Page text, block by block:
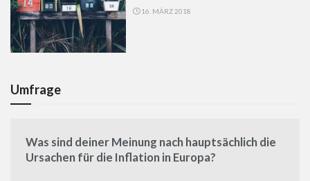
16. MÄRZ 2018
Umfrage
Was sind deiner Meinung nach hauptsächlich die
Ursachen für die Inflation in Europa?